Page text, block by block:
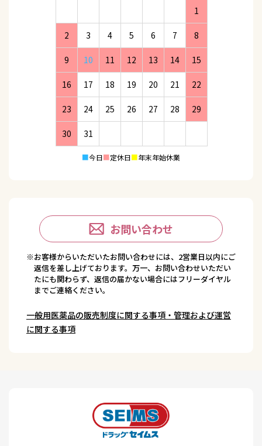
1
2 3 4 5 6 7 8
9 10 11 12 13 14 15
16 17 18 19 20 21 22
23 24 25 26 27 28 29
30 31
■今日■定休日■年末年始休業
お問い合わせ
※お客様からいただいたお問い合わせには、2営業日以内にご
返信を差し上げております。万一、お問い合わせいただい
たにも関わらず、返信の届かない場合にはフリーダイヤル
までご連絡ください。
一般用医薬品の販売制度に関する事項・管理および運営
に関する事項